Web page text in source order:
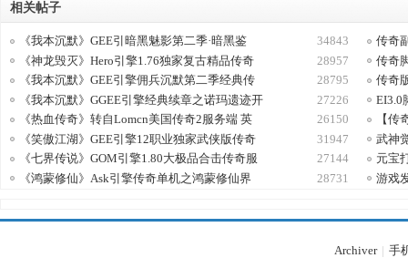
G
相关帖子
34843
《我本沉默》GEE引暗黑魅影第二季·暗黑鉴
28957
《神龙毁灭》Hero引擎1.76独家复古精品传奇
28795
《我本沉默》GEE引擎佣兵沉默第二季经典传
27226
《我本沉默》GGEE引擎经典续章之诺玛遗迹开
26150
《热血传奇》转自Lomcn美国传奇2服务端 英
31947
《笑傲江湖》GEE引擎12职业独家武侠版传奇
27144
《七界传说》GOM引擎1.80大极品合击传奇服
28731
《鸿蒙修仙》Ask引擎传奇单机之鸿蒙修仙界
传奇
传奇
传奇
EI3.0
【
武神
元宝
游戏
Archiver | 手